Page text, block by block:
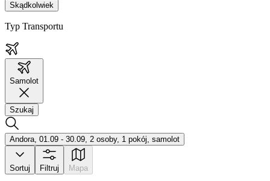
Skądkolwiek
Typ Transportu
Samolot
Szukaj
Andora, 01.09 - 30.09, 2 osoby, 1 pokój, samolot
Sortuj Filtruj Mapa